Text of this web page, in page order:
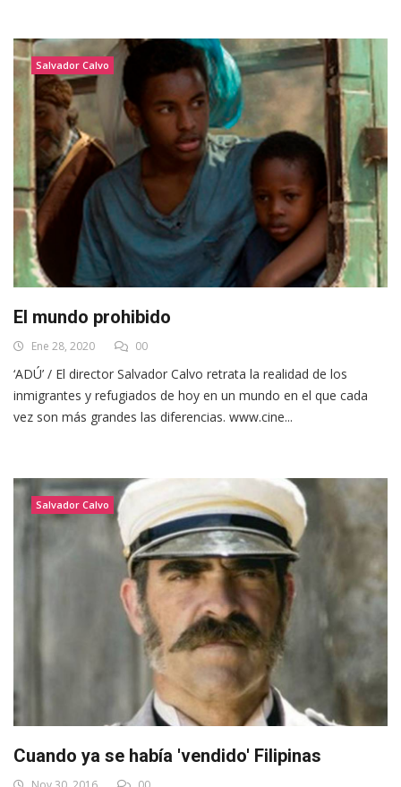
Salvador Calvo
El mundo prohibido
Ene 28, 2020 00
‘ADÚ’ / El director Salvador Calvo retrata la realidad de los
inmigrantes y refugiados de hoy en un mundo en el que cada
vez son más grandes las diferencias. www.cine...
Salvador Calvo
Cuando ya se había 'vendido' Filipinas